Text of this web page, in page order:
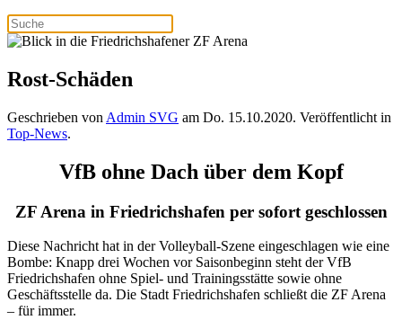
Rost-Schäden
Geschrieben von Admin SVG am Do. 15.10.2020. Veröffentlicht in
Top-News.
VfB ohne Dach über dem Kopf
ZF Arena in Friedrichshafen per sofort geschlossen
Diese Nachricht hat in der Volleyball-Szene eingeschlagen wie eine
Bombe: Knapp drei Wochen vor Saisonbeginn steht der VfB
Friedrichshafen ohne Spiel- und Trainingsstätte sowie ohne
Geschäftsstelle da. Die Stadt Friedrichshafen schließt die ZF Arena
– für immer.